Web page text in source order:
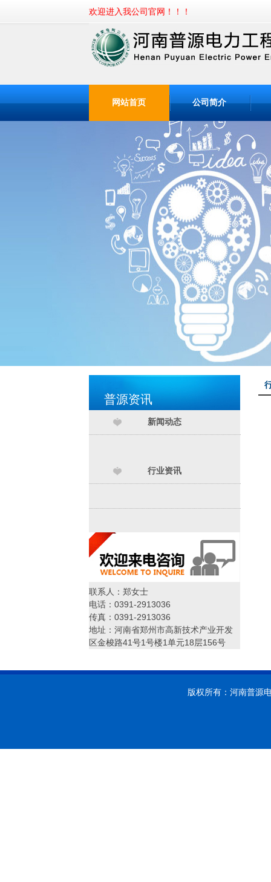
欢迎进入
网站首页 公司简介
普源资讯
新闻动态
行业资讯
联系人：郑女士
电话：0391-2913036
传真：0391-2913036
地址：河南省郑州市高新技术产业开发
区金梭路41号1号楼1单元18层156号
版权所有：河南普源